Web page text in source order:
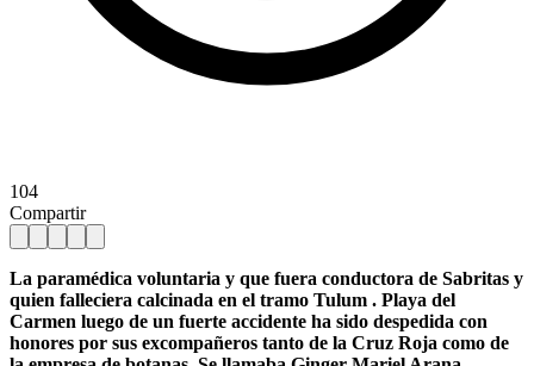
104
Compartir
La paramédica voluntaria y que fuera conductora de Sabritas y
quien falleciera calcinada en el tramo Tulum . Playa del
Carmen luego de un fuerte accidente ha sido despedida con
honores por sus excompañeros tanto de la Cruz Roja como de